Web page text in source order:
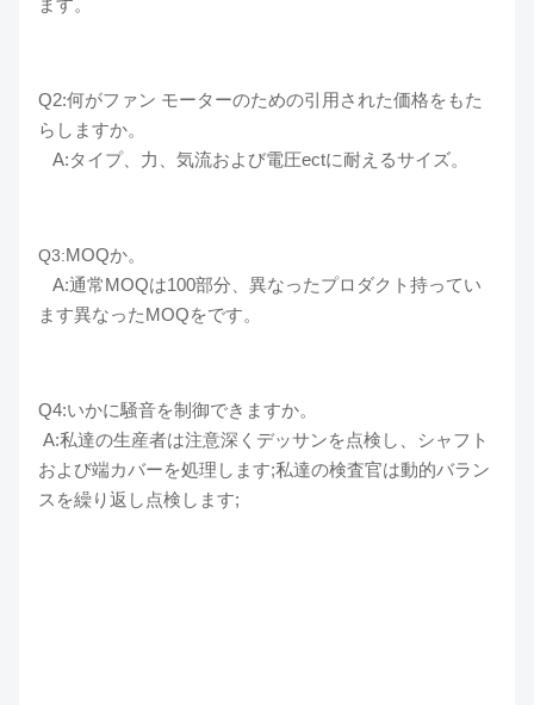
ます。
Q2:何がファン モーターのための引用された価格をもた
らしますか。
A:タイプ、力、気流および電圧ectに耐えるサイズ。
Q3:MOQか。
A:通常MOQは100部分、異なったプロダクト持ってい
ます異なったMOQをです。
Q4:いかに騒音を制御できますか。
A:私達の生産者は注意深くデッサンを点検し、シャフト
および端カバーを処理します;私達の検査官は動的バラン
スを繰り返し点検します;